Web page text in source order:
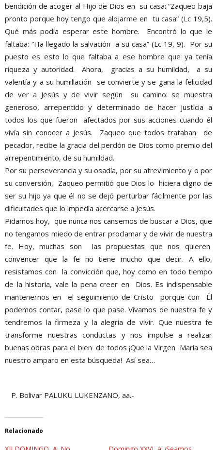
bendición de acoger al Hijo de Dios en su casa: “Zaqueo baja
pronto porque hoy tengo que alojarme en tu casa” (Lc 19,5).
Qué más podía esperar este hombre. Encontró lo que le
faltaba: “Ha llegado la salvación a su casa” (Lc 19, 9). Por su
puesto es esto lo que faltaba a ese hombre que ya tenía
riqueza y autoridad. Ahora, gracias a su humildad, a su
valentía y a su humillación se convierte y se gana la felicidad
de ver a Jesús y de vivir según su camino: se muestra
generoso, arrepentido y determinado de hacer justicia a
todos los que fueron afectados por sus acciones cuando él
vivía sin conocer a Jesús. Zaqueo que todos trataban de
pecador, recibe la gracia del perdón de Dios como premio del
arrepentimiento, de su humildad.
Por su perseverancia y su osadía, por su atrevimiento y o por
su conversión, Zaqueo permitió que Dios lo hiciera digno de
ser su hijo ya que él no se dejó perturbar fácilmente por las
dificultades que lo impedía acercarse a Jesús.
Pidamos hoy, que nunca nos cansemos de buscar a Dios, que
no tengamos miedo de entrar proclamar y de vivir de nuestra
fe. Hoy, muchas son las propuestas que nos quieren
convencer que la fe no tiene mucho que decir. A ello,
resistamos con la convicción que, hoy como en todo tiempo
de la historia, vale la pena creer en Dios. Es indispensable
mantenernos en el seguimiento de Cristo porque con Él
podemos contar, pase lo que pase. Vivamos de nuestra fe y
tendremos la firmeza y la alegría de vivir. Que nuestra fe
transforme nuestras conductas y nos impulse a realizar
buenas obras para el bien de todos ¡Que la Virgen María sea
nuestro amparo en esta búsqueda! Así sea…
P. Bolivar PALUKU LUKENZANO, aa.-
Relacionado